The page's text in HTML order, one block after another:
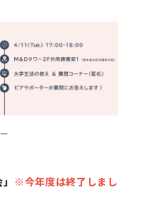
者たち』
度計画・年度評価
係る「編入学」
実施細目
ィ＆インクルー
アクション・プラ
主行動計画
）
について
付けておりませ
予について
対象学生（秋入
Tokyo
the 2024
合知と癒しの次
ログラム（医歯学
新入生向けPC購
休による休講措
Measures
as
area)
Graduate
歯学系専攻履修要
攻トップ
命理工学系専攻履
・データサイエン
ション機構トップ
ー
験(学内専用)
の利益相反管理に
(ダウンロード)(学
※今年度は終了しまし